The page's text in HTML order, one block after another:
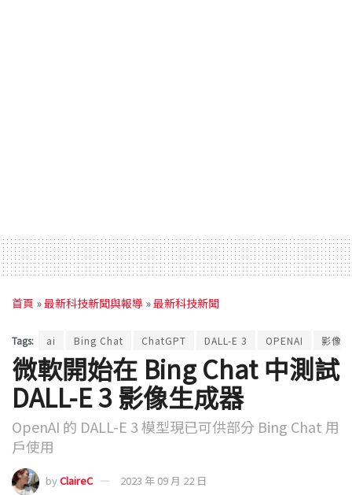
首頁 »最新科技新聞與報導 »最新科技新聞
Tags: ai Bing Chat ChatGPT DALL-E 3 OPENAI 影像
微軟開始在 Bing Chat 中測試
DALL-E 3 影像生成器
OpenAI 的 DALL-E 3 模型現已可供部分 Bing Chat 用
戶使用
byClaireC 2023 年 09 月 22 日